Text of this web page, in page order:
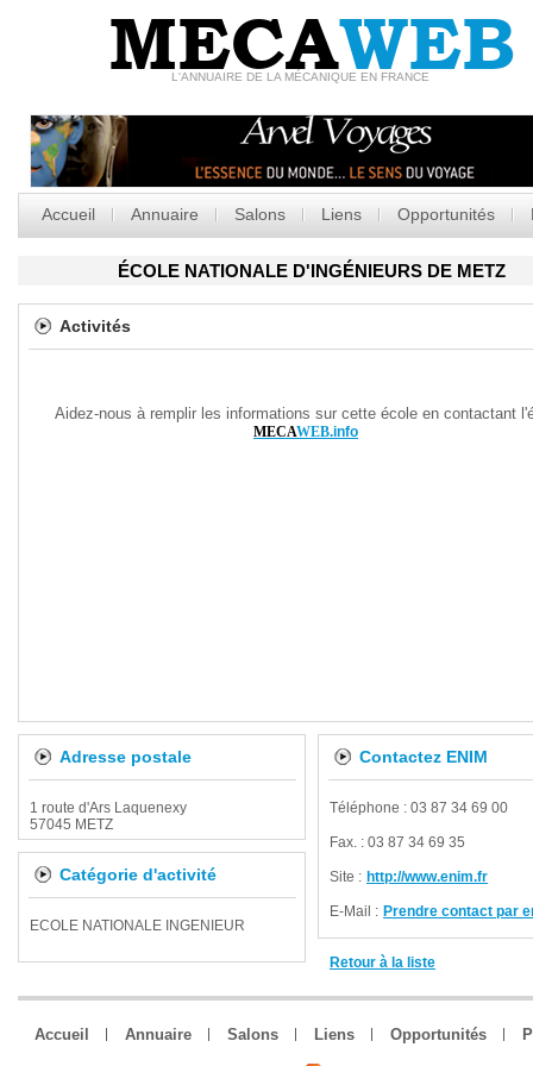
MECAWEB
L'ANNUAIRE DE LA MÉCANIQUE EN FRANCE
Accueil Annuaire Salons Liens Opportunités
ÉCOLE NATIONALE D'INGÉNIEURS DE METZ
Activités
Aidez-nous à remplir les informations sur cette école en contactant
MECAWEB.info
Adresse postale
1 route d'Ars Laquenexy
57045 METZ
Contactez ENIM
Téléphone : 03 87 34 69 00
Fax. : 03 87 34 69 35
Site : http://www.enim.fr
E-Mail : Prendre contact par
Catégorie d'activité
ECOLE NATIONALE INGENIEUR
Retour à la liste
Accueil Annuaire Salons Liens Opportunités